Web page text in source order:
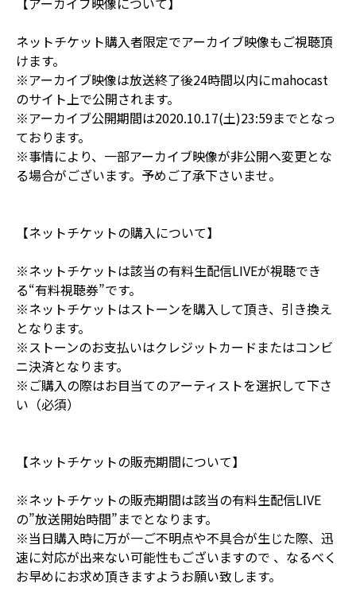
ネットチケット購入者限定でアーカイブ映像もご視聴頂
けます。
※アーカイブ映像は放送終了後24時間以内にmahocast
のサイト上で公開されます。
※アーカイブ公開期間は2020.10.17(土)23:59までとなっ
ております。
※事情により、一部アーカイブ映像が非公開へ変更とな
る場合がございます。予めご了承下さいませ。
【ネットチケットの購入について】
※ネットチケットは該当の有料生配信LIVEが視聴でき
る“有料視聴券”です。
※ネットチケットはストーンを購入して頂き、引き換え
となります。
※ストーンのお支払いはクレジットカードまたはコンビ
ニ決済となります。
※ご購入の際はお目当てのアーティストを選択して下さ
い（必須）
【ネットチケットの販売期間について】
※ネットチケットの販売期間は該当の有料生配信LIVE
の”放送開始時間”までとなります。
※当日購入時に万が一ご不明点や不具合が生じた際、迅
速に対応が出来ない可能性もございますので 、なるべく
お早めにお求め頂きますようお願い致します。